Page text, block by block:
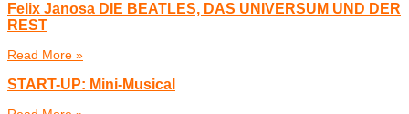
Felix Janosa DIE BEATLES, DAS UNIVERSUM UND DER
REST
Read More »
START-UP: Mini-Musical